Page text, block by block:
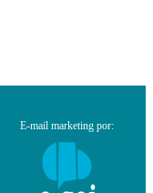
E-mail marketing por: